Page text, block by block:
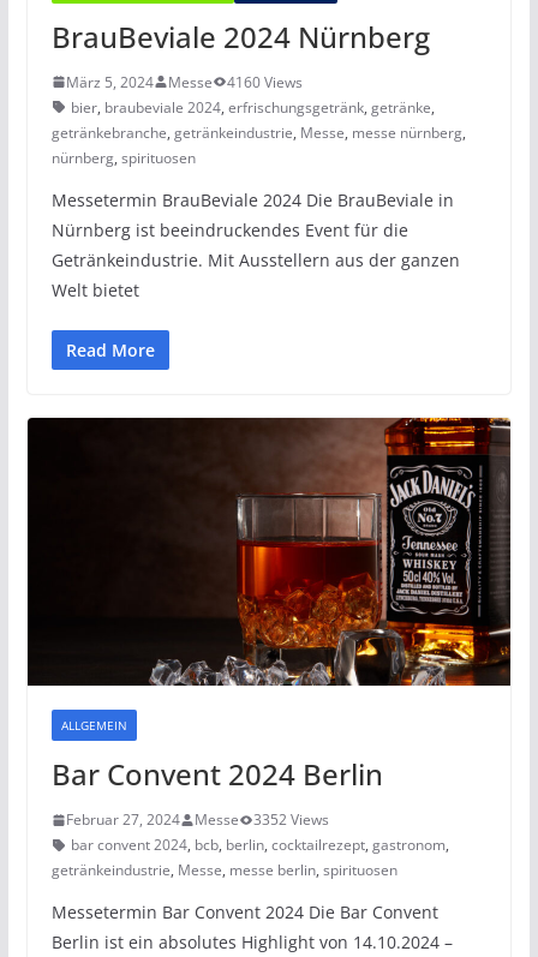
BrauBeviale 2024 Nürnberg
März 5, 2024 Messe
4160 Views
bier, braubeviale 2024, erfrischungsgetränk, getränke,
getränkebranche, getränkeindustrie, Messe, messe nürnberg,
nürnberg, spirituosen
Messetermin BrauBeviale 2024 Die BrauBeviale in
Nürnberg ist beeindruckendes Event für die
Getränkeindustrie. Mit Ausstellern aus der ganzen
Welt bietet
Read More
ALLGEMEIN
Bar Convent 2024 Berlin
Februar 27, 2024 Messe
3352 Views
bar convent 2024, bcb, berlin, cocktailrezept, gastronom,
getränkeindustrie, Messe, messe berlin, spirituosen
Messetermin Bar Convent 2024 Die Bar Convent
Berlin ist ein absolutes Highlight von 14.10.2024 –